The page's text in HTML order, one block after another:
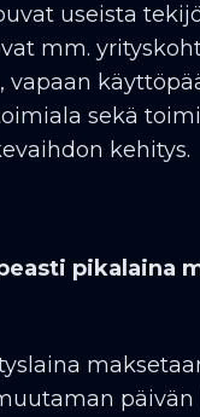
useista
mm.
vapaan
sekä
kehitys.
pikalaina
päivän